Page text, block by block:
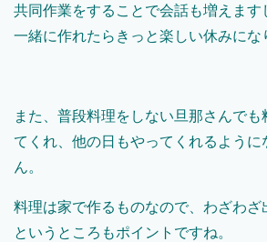
共同作業をすることで会話も増えます
一緒に作れたらきっと楽しい休みにな
また、普段料理をしない旦那さんでも
てくれ、他の日もやってくれるように
ん。
料理は家で作るものなので、わざわざ
というところもポイントですね。